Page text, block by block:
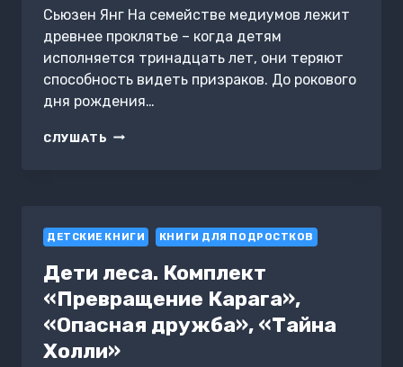
Сьюзен Янг На семействе медиумов лежит
древнее проклятье – когда детям
исполняется тринадцать лет, они теряют
способность видеть призраков. До рокового
дня рождения…
СЛУШАТЬ ВЕДЬМА
ДЕТСКИЕ КНИГИ КНИГИ ДЛЯ ПОДРОСТКОВ
Дети леса. Комплект
«Превращение Карага»,
«Опасная дружба», «Тайна
Холли»